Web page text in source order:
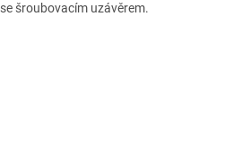
se šroubovacím uzávěrem.